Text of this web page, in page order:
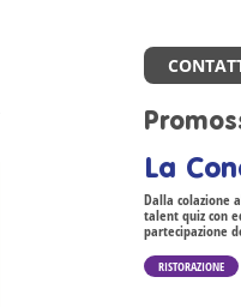
La
Dalla colazione
talent quiz con
partecipazione
RISTORAZIONE